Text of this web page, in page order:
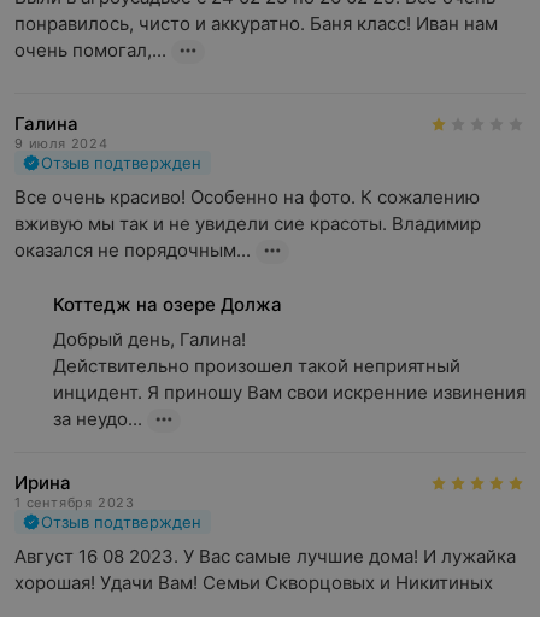
понравилось, чисто и аккуратно. Баня класс! Иван нам
очень помогал,...
Галина
9 июля 2024
Отзыв подтвержден
Все очень красиво! Особенно на фото. К сожалению
вживую мы так и не увидели сие красоты. Владимир
оказался не порядочным...
Коттедж на озере Должа
Добрый день, Галина!
Действительно произошел такой неприятный
инцидент. Я приношу Вам свои искренние извинения
за неудо...
Ирина
1 сентября 2023
Отзыв подтвержден
Август 16 08 2023. У Вас самые лучшие дома! И лужайка
хорошая! Удачи Вам! Семьи Скворцовых и Никитиных